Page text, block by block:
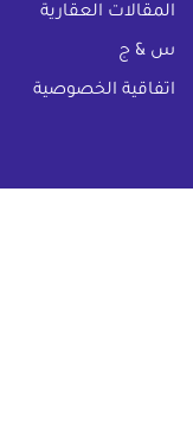
المقالات العقارية
س & ج
اتفاقية الخصوصية